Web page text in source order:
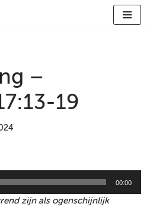
–
19
00:00
zijn als ogenschijnlijk